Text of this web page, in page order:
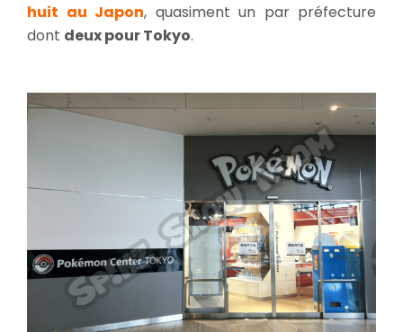
huit au Japon, quasiment un par préfecture
dont deux pour Tokyo.